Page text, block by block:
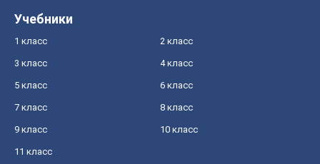
Учебники
1 класс 2 класс
3 класс 4 класс
5 класс 6 класс
7 класс 8 класс
9 класс 10 класс
11 класс